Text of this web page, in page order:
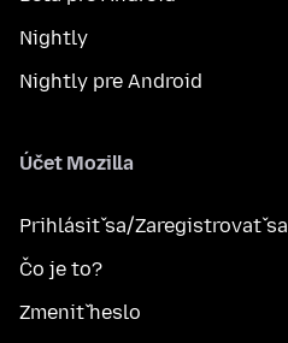
Nightly
Nightly pre Android
Účet Mozilla
Prihlásiť sa/Zaregistrovať sa
Čo je to?
Zmeniť heslo